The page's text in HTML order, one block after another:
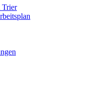
Trier